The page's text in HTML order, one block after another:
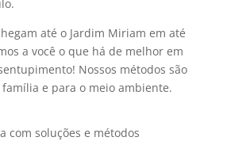
até o Jardim Miriam em até
a você o que há de melhor em
Nossos métodos são
e para o meio ambiente.
com soluções e métodos